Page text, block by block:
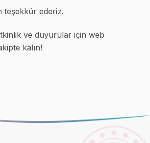
teşekkür ederiz.
ve duyurular için web
kalın!